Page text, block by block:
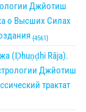
Джйотиш
о Высших Силах
{4561}
(Ḍhuṇḍhi Rāja).
Джйотиш
трактат